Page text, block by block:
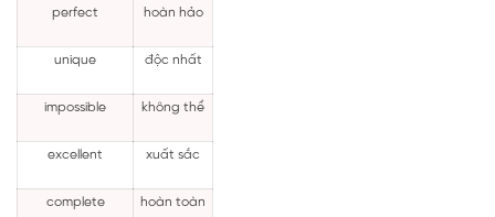
perfect hoàn hảo
unique độc nhất
impossible không thể
excellent xuất sắc
complete hoàn toàn